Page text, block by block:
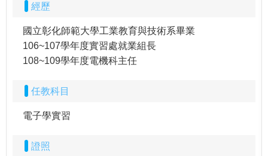
經歷
國立彰化師範大學工業教育與技術系畢業
106~107學年度實習處就業組長
108~109學年度電機科主任
任教科目
電子學實習
證照